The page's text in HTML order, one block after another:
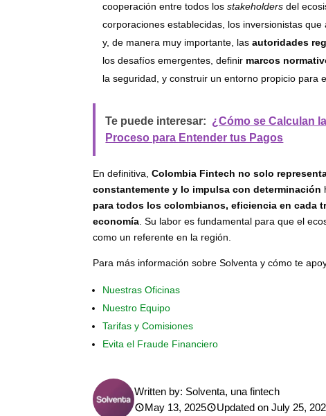
cooperación entre todos losstakeholders del
corporaciones establecidas, los inversionistas
y, de manera muy importante, lasautoridades
los desafíos emergentes, definir marcos
la seguridad, y construir un entorno propicio para
Te puede interesar: ¿Cómo se Calculan
Proceso para Entender tus Pagos
En definitiva,Colombia Fintech no solo
constantemente y lo impulsa con determinación
para todos los colombianos, eficiencia en cada
economía. Su labor es fundamental para que el
como un referente en la región.
Para más información sobre Solventa y cómo te
Nuestras Oficinas
Nuestro Equipo
Tarifas y Comisiones
Evita el Fraude Financiero
Written by: Solventa, una fintech
May 13, 2025
Updated on July 25,